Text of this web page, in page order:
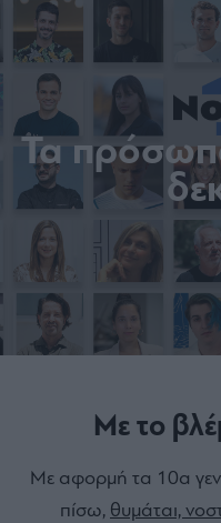
Τα
Με το
Με αφορμή τα 10α
πίσω, θυμάται,